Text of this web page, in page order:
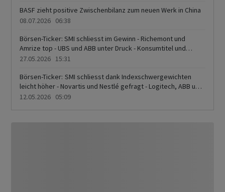
BASF zieht positive Zwischenbilanz zum neuen Werk in China
08.07.2026 06:38
Börsen-Ticker: SMI schliesst im Gewinn - Richemont und
Amrize top - UBS und ABB unter Druck - Konsumtitel und
Grundstoffe gefragt
27.05.2026 15:31
Börsen-Ticker: SMI schliesst dank Indexschwergewichten
leicht höher - Novartis und Nestlé gefragt - Logitech, ABB und
Swiss Re mit deutlichen Abgaben
12.05.2026 05:09